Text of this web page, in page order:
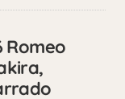
Romeo